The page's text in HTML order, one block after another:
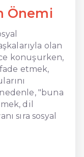
Önemi
olan
konuşurken,
etmek,
"buna
dil
sıra sosyal